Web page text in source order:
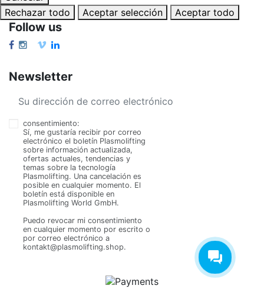
Rechazar todo
Aceptar selección Aceptar todo
Follow us
Newsletter
consentimiento:
Sí, me gustaría recibir por correo
electrónico el boletín Plasmolifting
sobre información actualizada,
ofertas actuales, tendencias y
temas sobre la tecnología
Plasmolifting. Una cancelación es
posible en cualquier momento. El
boletín está disponible en
Plasmolifting World GmbH.
Puedo revocar mi consentimiento
en cualquier momento por escrito o
por correo electrónico a
kontakt@plasmolifting.shop.